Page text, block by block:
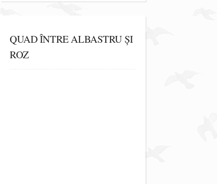
QUAD ÎNTRE ALBASTRU ȘI
ROZ